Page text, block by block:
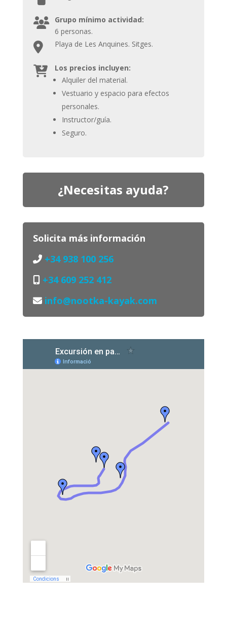
Grupo mínimo actividad:
6 personas.
Playa de Les Anquines. Sitges.
Los precios incluyen:
Alquiler del material.
Vestuario y espacio para efectos
personales.
Instructor/guía.
Seguro.
¿Necesitas ayuda?
Solicita más información
+34 938 100 256
+34 609 252 412
info@nootka-kayak.com